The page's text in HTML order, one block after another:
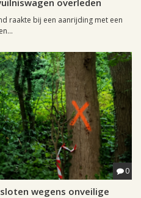
overleden
raakte bij een aanrijding met een
0
wegens onveilige